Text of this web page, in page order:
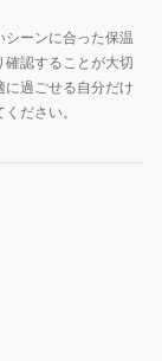
ーンに合った保温
認することが大切
過ごせる自分だけ
ださい。